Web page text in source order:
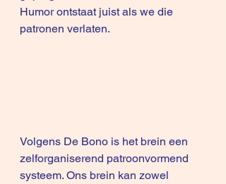
Humor ontstaat juist als we die
patronen verlaten.
Volgens De Bono is het brein een
zelforganiserend patroonvormend
systeem. Ons brein kan zowel